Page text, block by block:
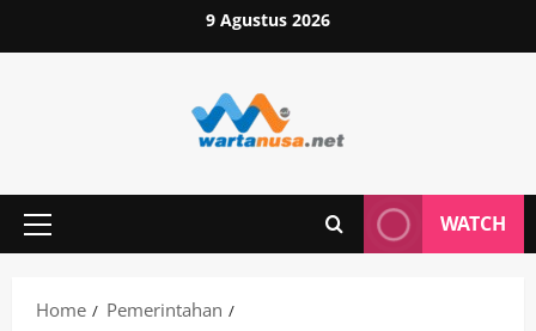
to
9 Agustus 2026
Primary
WATCH
Home
Pemerintahan